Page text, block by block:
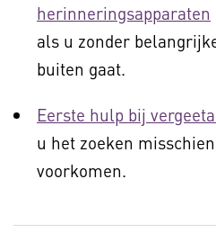
herinneringsapparaten
als u zonder
buiten gaat.
Eerste hulp bij
u het zoeken
voorkomen.